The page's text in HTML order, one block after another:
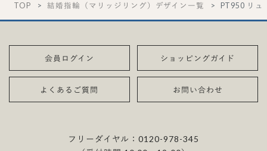
TOP 結婚指輪（マリッジリング）デザイン一覧 PT950 リ
会員ログイン ショッピングガイド
よくあるご質問 お問い合わせ
フリーダイヤル：0120-978-345